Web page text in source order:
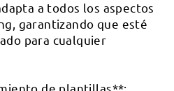
a todos los aspectos
garantizando que esté
para cualquier
de plantillas**: